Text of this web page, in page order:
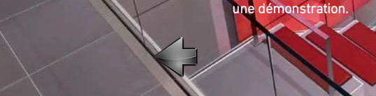
une démonstration.